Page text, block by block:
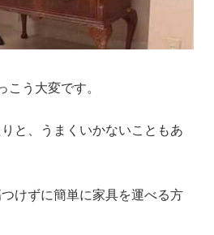
う大変です。
と、うまくいかないこともあ
けずに簡単に家具を運べる方